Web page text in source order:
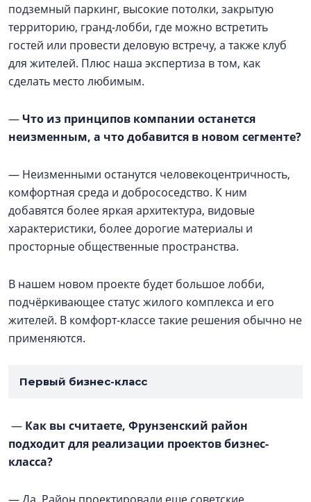
подземный паркинг, высокие потолки, закрытую
территорию, гранд-лобби, где можно встретить
гостей или провести деловую встречу, а также клуб
для жителей. Плюс наша экспертиза в том, как
сделать место любимым.
—Что из принципов компании останется
неизменным, а что добавится в новом сегменте?
— Неизменными останутся человекоцентричность,
комфортная среда и добрососедство. К ним
добавятся более яркая архитектура, видовые
характеристики, более дорогие материалы и
просторные общественные пространства.
В нашем новом проекте будет большое лобби,
подчёркивающее статус жилого комплекса и его
жителей. В комфорт-классе такие решения обычно не
применяются.
Первый бизнес-класс
— Как вы считаете, Фрунзенский район
подходит для реализации проектов бизнес-
класса?